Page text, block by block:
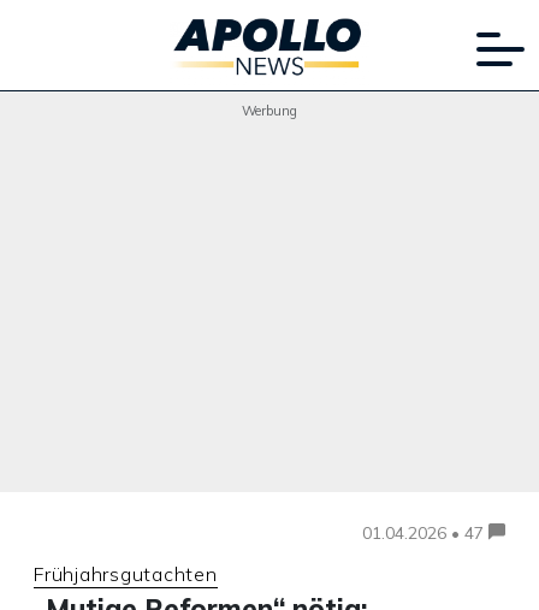
Werbung
01.04.2026 • 47
Frühjahrsgutachten